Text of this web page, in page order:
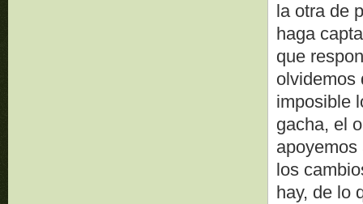
la otra de
haga
que
olvidemos
imposible
gacha, el
los
hay, de lo